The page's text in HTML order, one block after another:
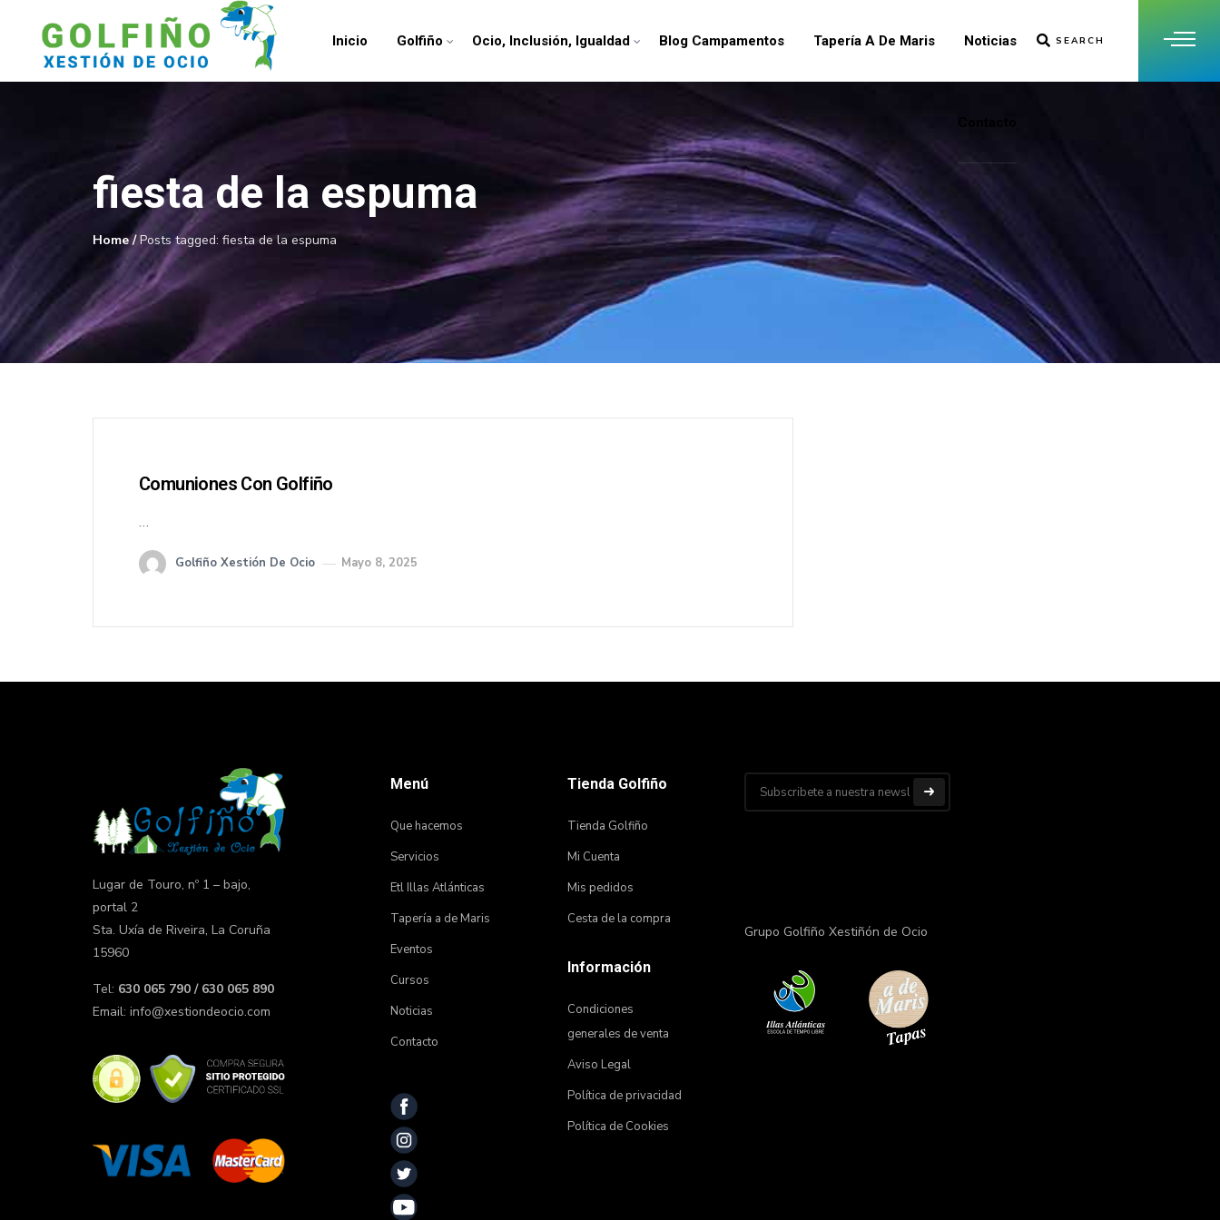
SEARCH
Inicio Golfiño Ocio, Inclusión, Igualdad Blog Campamentos Tapería A De Maris Noticias
fiesta de la espuma
Home/Posts tagged: fiesta de la espuma
Comuniones Con Golfiño
…
Golfiño Xestión De Ocio Mayo 8, 2025
Lugar de Touro, nº 1 – bajo,
portal 2
Sta. Uxía de Riveira, La Coruña
15960
Tel: 630 065 790 / 630 065 890
Email: info@xestiondeocio.com
Menú
Que hacemos
Servicios
Etl Illas Atlánticas
Tapería a de Maris
Eventos
Cursos
Noticias
Contacto
Tienda Golfiño
Tienda Golfiño
Mi Cuenta
Mis pedidos
Cesta de la compra
Información
Condiciones
generales de venta
Aviso Legal
Política de privacidad
Política de Cookies
Grupo Golfiño Xestiñón de Ocio